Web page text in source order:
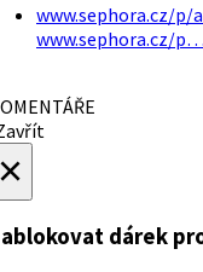
www.sephora.cz/
www.sephora.cz/p…
dárek